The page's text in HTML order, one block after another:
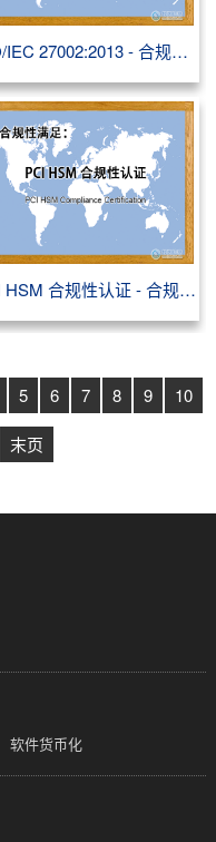
ISO/IEC 27002:2013 - 合规性满足
PCI HSM 合规性认证 - 合规性满足
5 6 7 8 9 10
末页
软件货币化